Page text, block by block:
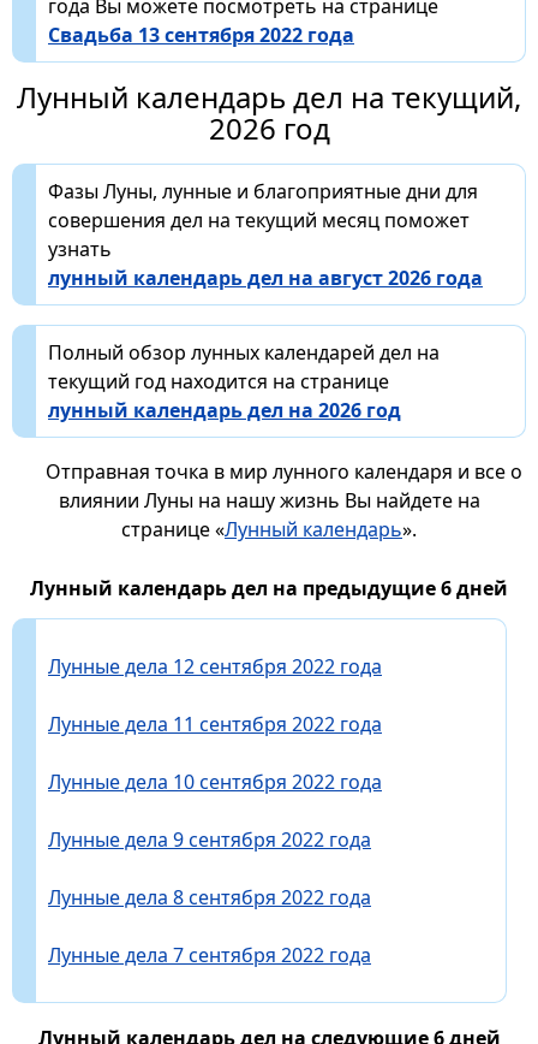
года Вы можете посмотреть на странице
Свадьба 13 сентября 2022 года
Лунный календарь дел на текущий,
2026 год
Фазы Луны, лунные и благоприятные дни для
совершения дел на текущий месяц поможет
узнать
лунный календарь дел на август 2026 года
Полный обзор лунных календарей дел на
текущий год находится на странице
лунный календарь дел на 2026 год
Отправная точка в мир лунного календаря и все о
влиянии Луны на нашу жизнь Вы найдете на
странице «Лунный календарь».
Лунный календарь дел на предыдущие 6 дней
Лунные дела 12 сентября 2022 года
Лунные дела 11 сентября 2022 года
Лунные дела 10 сентября 2022 года
Лунные дела 9 сентября 2022 года
Лунные дела 8 сентября 2022 года
Лунные дела 7 сентября 2022 года
Лунный календарь дел на следующие 6 дней